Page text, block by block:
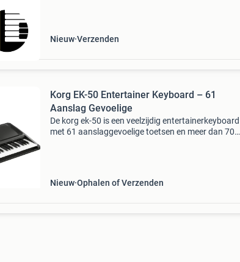
Nieuw Verzenden
Korg EK-50 Entertainer Keyboard – 61
Aanslag Gevoelige
De korg ek-50 is een veelzijdig entertainerkeyboard
met 61 aanslaggevoelige toetsen en meer dan 700
Nieuw Ophalen of Verzenden